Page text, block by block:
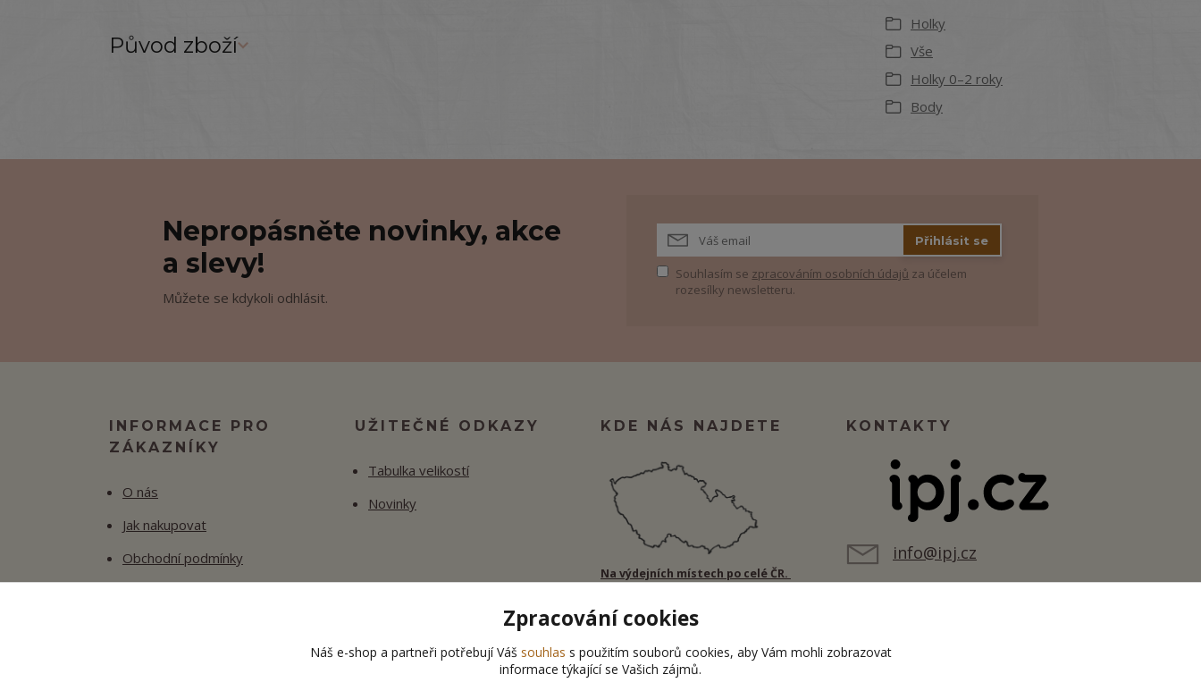
Původ zboží
Holky
Vše
Holky 0–2 roky
Body
Nepropásněte novinky, akce
a slevy!
Můžete se kdykoli odhlásit.
Přihlásit se
Souhlasím se zpracováním osobních údajů za účelem
rozesílky newsletteru.
INFORMACE PRO
ZÁKAZNÍKY
O nás
Jak nakupovat
Obchodní podmínky
UŽITEČNÉ ODKAZY
Tabulka velikostí
Novinky
KDE NÁS NAJDETE
Na výdejních místech po celé ČR.
KONTAKTY
info@ipj.cz
Zpracování cookies
Náš e-shop a partneři potřebují Váš souhlas s použitím souborů cookies, aby Vám mohli zobrazovat
informace týkající se Vašich zájmů.